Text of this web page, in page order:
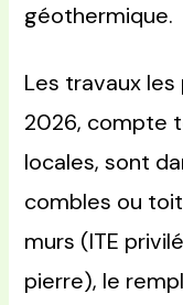
géothermique.
Les travaux
2026, compte
locales, sont
combles ou
murs (ITE
pierre), le